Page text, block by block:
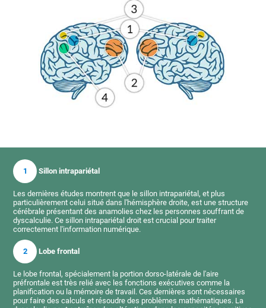
1 Sillon intrapariétal
Les dernières études montrent que le sillon intrapariétal, et plus
particulièrement celui situé dans l'hémisphère droite, est une structure
cérébrale présentant des anamolies chez les personnes souffrant de
dyscalculie. Ce sillon intrapariétal droit est crucial pour traiter
correctement l'information numérique.
2 Lobe frontal
Le lobe frontal, spécialement la portion dorso-latérale de l'aire
préfrontale est très relié avec les fonctions exécutives comme la
planification ou la mémoire de travail. Ces dernières sont nécessaires
pour faire des calculs et résoudre des problèmes mathématiques. La